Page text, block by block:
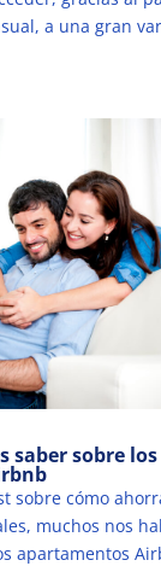
a una gran
saber sobre los
sobre cómo
muchos nos
apartamentos